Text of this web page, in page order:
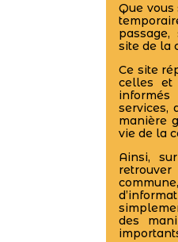
Que
site de la
Ce site
celles et
services,
manière
vie de la
Ainsi,
des